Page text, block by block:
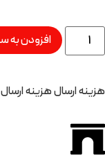
افزودن به
هزینه ارسالهزینه